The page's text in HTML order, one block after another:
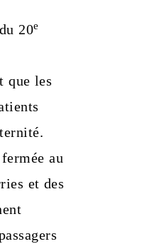
20e
que les
au
et des